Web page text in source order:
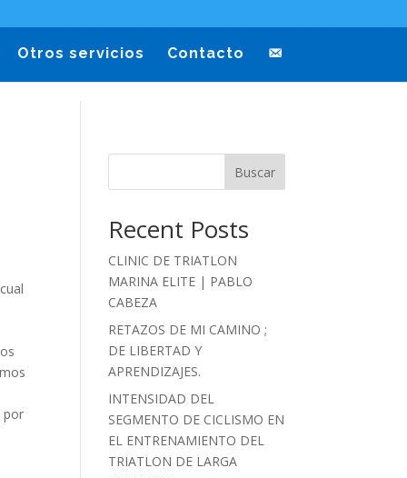
Otros servicios Contacto
por
Buscar
Recent Posts
CLINIC DE TRIATLON
MARINA ELITE | PABLO
CABEZA
RETAZOS DE MI CAMINO ;
DE LIBERTAD Y
APRENDIZAJES.
INTENSIDAD DEL
SEGMENTO DE CICLISMO EN
EL ENTRENAMIENTO DEL
TRIATLON DE LARGA